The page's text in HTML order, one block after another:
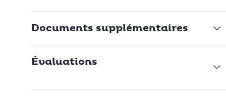
Documents supplémentaires
Évaluations